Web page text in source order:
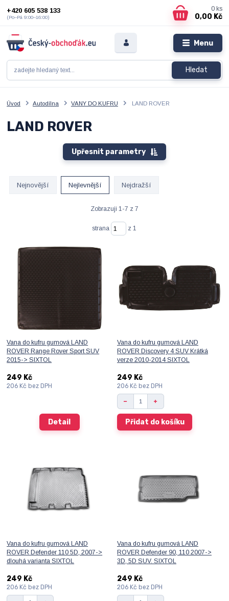
Menu
Hledat
+420 605 538 133
(Po–Pá 9:00–16:00)
0 ks
0,00 Kč
Úvod Autodílna VANY DO KUFRU LAND ROVER
LAND ROVER
Upřesnit parametry
Nejnovější Nejlevnější Nejdražší
Zobrazuji 1-7 z 7
strana z 1
Vana do kufru gumová LAND
ROVER Range Rover Sport SUV
2015-> SIXTOL
249 Kč
206 Kč bez DPH
Detail
Vana do kufru gumová LAND
ROVER Discovery 4 SUV Krátká
verze 2010-2014 SIXTOL
249 Kč
206 Kč bez DPH
Přidat do košíku
Vana do kufru gumová LAND
ROVER Defender 110 5D, 2007->
dlouhá varianta SIXTOL
249 Kč
206 Kč bez DPH
Vana do kufru gumová LAND
ROVER Defender 90, 110 2007->
3D, 5D SUV. SIXTOL
249 Kč
206 Kč bez DPH